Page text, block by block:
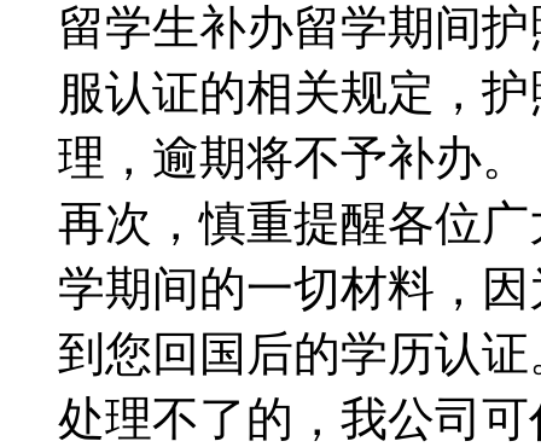
留学生补办留学期间
服认证的相关规定，
理，逾期将不予补办。
再次，慎重提醒各位
学期间的一切材料，
到您回国后的学历认
处理不了的，我公司